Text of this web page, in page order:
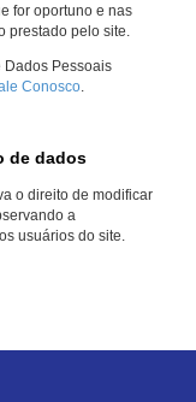
for oportuno e nas
prestado pelo site.
Dados Pessoais
Conosco.
de dados
o direito de modificar
a
usuários do site.